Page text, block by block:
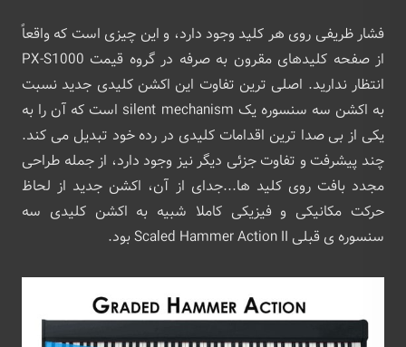
فشار ظریفی روی هر کلید وجود دارد، و این چیزی است که واقعاً
از صفحه کلیدهای مقرون به صرفه در گروه قیمت PX-S1000
انتظار ندارید. اصلی ترین تفاوت این اکشن کلیدی جدید نسبت
به اکشن سه سنسوره یک silent mechanism است که آن را به
یکی از بی صدا ترین اقدامات کلیدی در رده خود تبدیل می کند.
چند پیشرفت و تفاوت جزئی دیگر نیز وجود دارد، از جمله طراحی
مجدد بافت روی کلید ها...جدای از آن، اکشن جدید از لحاظ
حرکت مکانیکی و فیزیکی کاملا شبیه به اکشن کلیدی سه
سنسوره ی قبلی Scaled Hammer Action II بود.